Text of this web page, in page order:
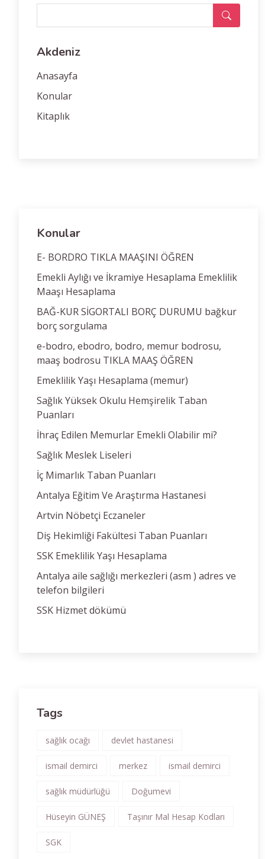
Akdeniz
Anasayfa
Konular
Kitaplık
Konular
E- BORDRO TIKLA MAAŞINI ÖĞREN
Emekli Aylığı ve İkramiye Hesaplama Emeklilik
Maaşı Hesaplama
BAĞ-KUR SİGORTALI BORÇ DURUMU bağkur
borç sorgulama
e-bodro, ebodro, bodro, memur bodrosu,
maaş bodrosu TIKLA MAAŞ ÖĞREN
Emeklilik Yaşı Hesaplama (memur)
Sağlık Yüksek Okulu Hemşirelik Taban
Puanları
İhraç Edilen Memurlar Emekli Olabilir mi?
Sağlık Meslek Liseleri
İç Mimarlık Taban Puanları
Antalya Eğitim Ve Araştırma Hastanesi
Artvin Nöbetçi Eczaneler
Diş Hekimliği Fakültesi Taban Puanları
SSK Emeklilik Yaşı Hesaplama
Antalya aile sağlığı merkezleri (asm ) adres ve
telefon bilgileri
SSK Hizmet dökümü
Tags
sağlık ocağı devlet hastanesi
ismail demirci merkez ismail demirci
sağlık müdürlüğü Doğumevi
Hüseyin GÜNEŞ Taşınır Mal Hesap Kodları
SGK